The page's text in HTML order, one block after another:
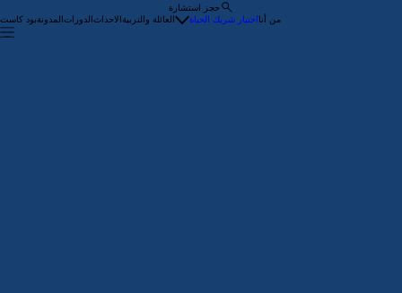
حجز استشارة
بود كاستالمدونةالدوراتالاحداثالعائلة والتربية اختيار شريك الحياةمن أنا